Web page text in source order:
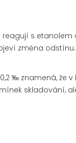
s
změna
‰ znamená, že v
skladování,